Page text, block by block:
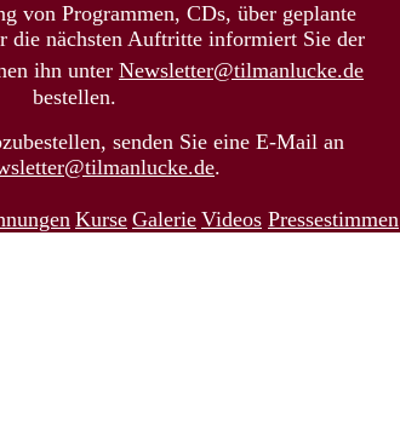
von Programmen, CDs, über geplante
die nächsten Auftritte informiert Sie der
ihn unter Newsletter@tilmanlucke.de
bestellen.
senden Sie eine E-Mail an
.
Kurse Galerie Videos Pressestimmen